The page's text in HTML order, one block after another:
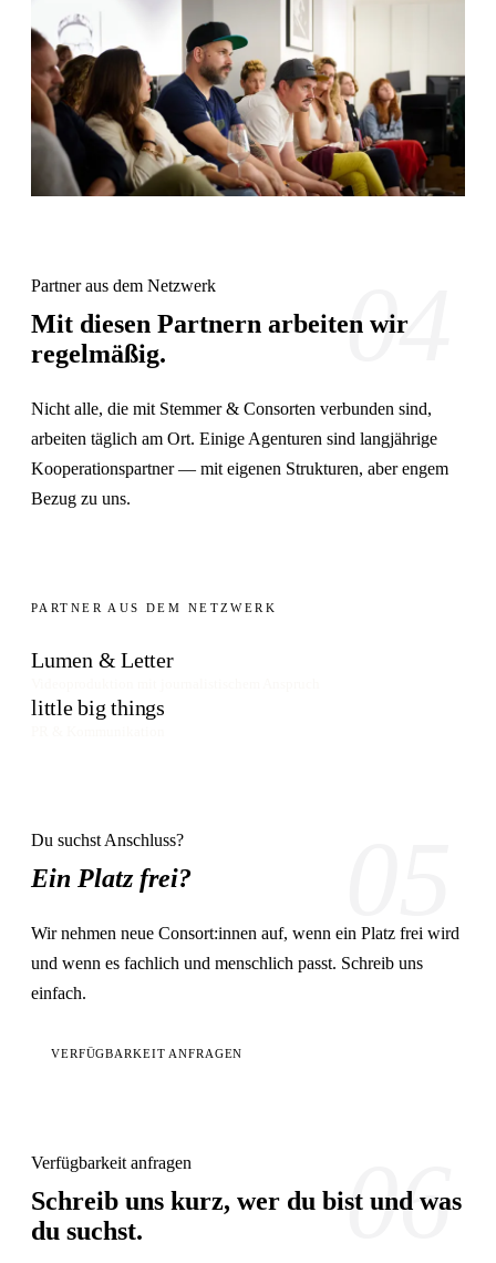
04
Partner aus dem Netzwerk
Mit diesen Partnern arbeiten wir
regelmäßig.
Nicht alle, die mit Stemmer & Consorten verbunden sind,
arbeiten täglich am Ort. Einige Agenturen sind langjährige
Kooperationspartner — mit eigenen Strukturen, aber engem
Bezug zu uns.
PARTNER AUS DEM NETZWERK
Lumen & Letter
little big things
Du suchst Anschluss?
Ein Platz frei?
Wir nehmen neue Consort:innen auf, wenn ein Platz frei wird
und wenn es fachlich und menschlich passt. Schreib uns
einfach.
VERFÜGBARKEIT ANFRAGEN
06
Verfügbarkeit anfragen
Schreib uns kurz, wer du bist und was
du suchst.